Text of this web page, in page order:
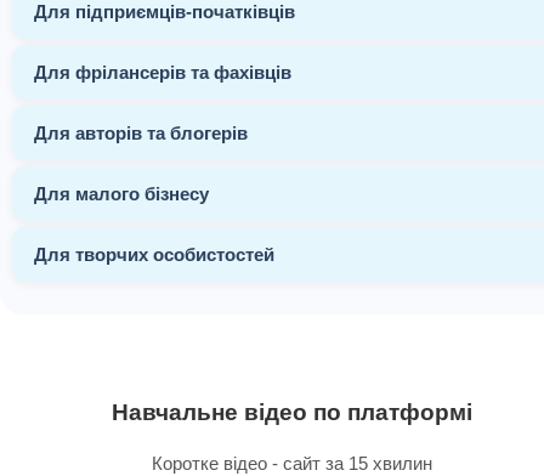
Для підприємців-початківців
Для фрілансерів та фахівців
Для авторів та блогерів
Для малого бізнесу
Для творчих особистостей
Навчальне відео по платформі
Коротке відео - сайт за 15 хвилин